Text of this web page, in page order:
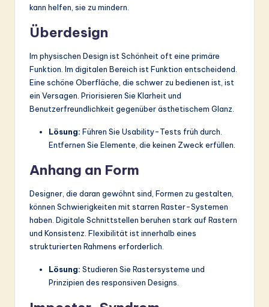
kann helfen, sie zu mindern.
Überdesign
Im physischen Design ist Schönheit oft eine primäre
Funktion. Im digitalen Bereich ist Funktion entscheidend.
Eine schöne Oberfläche, die schwer zu bedienen ist, ist
ein Versagen. Priorisieren Sie Klarheit und
Benutzerfreundlichkeit gegenüber ästhetischem Glanz.
Lösung: Führen Sie Usability-Tests früh durch.
Entfernen Sie Elemente, die keinen Zweck erfüllen.
Anhang an Form
Designer, die daran gewöhnt sind, Formen zu gestalten,
können Schwierigkeiten mit starren Raster-Systemen
haben. Digitale Schnittstellen beruhen stark auf Rastern
und Konsistenz. Flexibilität ist innerhalb eines
strukturierten Rahmens erforderlich.
Lösung: Studieren Sie Rastersysteme und
Prinzipien des responsiven Designs.